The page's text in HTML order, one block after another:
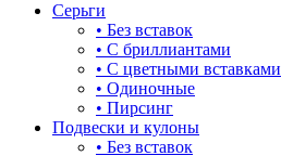
Серьги
• Без вставок
• С бриллиантами
• С цветными вставками
• Одиночные
• Пирсинг
Подвески и кулоны
• Без вставок